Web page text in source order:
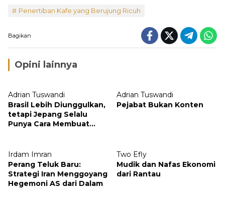
Penertiban Kafe yang Berujung Ricuh
Bagikan
Opini lainnya
Adrian Tuswandi
Brasil Lebih Diunggulkan,
tetapi Jepang Selalu
Punya Cara Membuat
Adrian Tuswandi
Pejabat Bukan Konten
Irdam Imran
Perang Teluk Baru:
Strategi Iran Menggoyang
Hegemoni AS dari Dalam
Two Efly
Mudik dan Nafas Ekonomi
dari Rantau